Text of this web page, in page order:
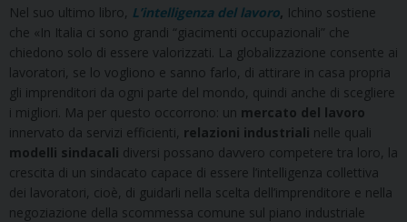
Nel suo ultimo libro, L’intelligenza del lavoro, Ichino sostiene
che «In Italia ci sono grandi “giacimenti occupazionali” che
chiedono solo di essere valorizzati. La globalizzazione consente ai
lavoratori, se lo vogliono e sanno farlo, di attirare in casa propria
gli imprenditori da ogni parte del mondo, quindi anche di scegliere
i migliori. Ma per questo occorrono: un mercato del lavoro
innervato da servizi efficienti, relazioni industriali nelle quali
modelli sindacali diversi possano davvero competere tra loro, la
crescita di un sindacato capace di essere l’intelligenza collettiva
dei lavoratori, cioè, di guidarli nella scelta dell’imprenditore e nella
negoziazione della scommessa comune sul piano industriale